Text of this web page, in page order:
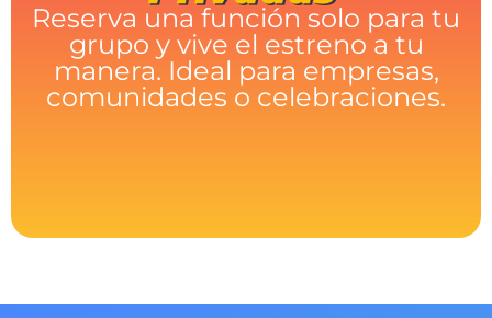
Reserva una función solo para tu
grupo y vive el estreno a tu
manera. Ideal para empresas,
comunidades o celebraciones.